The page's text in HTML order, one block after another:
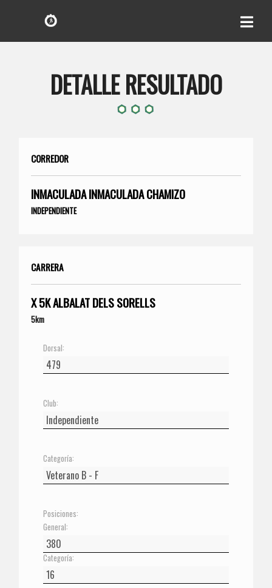
DETALLE RESULTADO
CORREDOR
INMACULADA INMACULADA CHAMIZO
INDEPENDIENTE
CARRERA
X 5K ALBALAT DELS SORELLS
5km
Dorsal:
Club:
Categoría:
Posiciones:
General:
Categoría: